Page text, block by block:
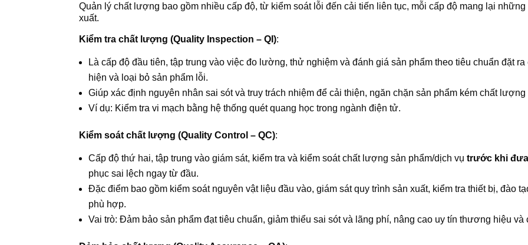
Quản lý chất lượng bao gồm nhiều cấp độ, từ kiểm soát lỗi đến cải tiến liên tục, mỗi cấp độ mang lại
xuất.
Kiểm tra chất lượng (Quality Inspection – QI):
Là cấp độ đầu tiên, tập trung vào việc đo lường, thử nghiệm và đánh giá sản phẩm theo tiêu chuẩn đặt
hiện và loại bỏ sản phẩm lỗi.
Giúp xác định nguyên nhân sai sót và truy trách nhiệm để cải thiện, ngăn chặn sản phẩm kém chất
Ví dụ: Kiểm tra vi mạch bằng hệ thống quét quang học trong ngành điện tử.
Kiểm soát chất lượng (Quality Control – QC):
Cấp độ thứ hai, tập trung vào giám sát, kiểm tra và kiểm soát chất lượng sản phẩm/dịch vụtrước khi
phục sai lệch ngay từ đầu.
Đặc điểm bao gồm kiểm soát nguyên vật liệu đầu vào, giám sát quy trình sản xuất, kiểm tra thiết bị, đào
phù hợp.
Vai trò: Đảm bảo sản phẩm đạt tiêu chuẩn, giảm thiểu sai sót và lãng phí, nâng cao uy tín thương hiệu và